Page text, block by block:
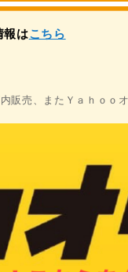
報はこちら
販売、 またＹａｈｏｏ